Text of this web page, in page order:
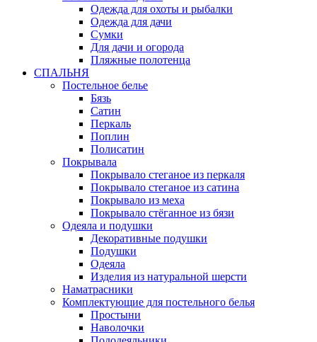
Одежда для охоты и рыбалки
Одежда для дачи
Сумки
Для дачи и огорода
Пляжные полотенца
СПАЛЬНЯ
Постельное белье
Бязь
Сатин
Перкаль
Поплин
Полисатин
Покрывала
Покрывало стеганое из перкаля
Покрывало стеганое из сатина
Покрывало из меха
Покрывало стёганное из бязи
Одеяла и подушки
Декоративные подушки
Подушки
Одеяла
Изделия из натуральной шерсти
Наматраcники
Комплектующие для постельного белья
Простыни
Наволочки